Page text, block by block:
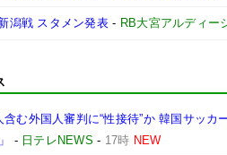
潟戦 スタメン発表 - RB大宮アルディー
含む外国人審判に“性接待”か 韓国サッ
- 日テレNEWS - 17時 NEW